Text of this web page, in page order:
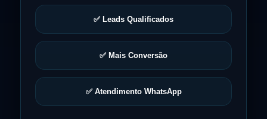
✅ Leads Qualificados
✅ Mais Conversão
✅ Atendimento WhatsApp